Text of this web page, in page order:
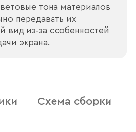
тона материалов
передавать их
вид из‑за особенностей
экрана.
Схема сборки